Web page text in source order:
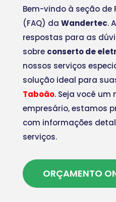
Bem-vindo à seção de
(FAQ) da Wandertec.
respostas para as
sobre conserto de
nossos serviços
solução ideal para
Taboão. Seja você
empresário, estamos
com informações
serviços.
ORÇAMENTO